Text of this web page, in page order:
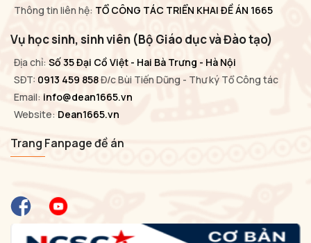
Thông tin liên hệ: TỔ CÔNG TÁC TRIỂN KHAI ĐỀ ÁN 1665
Vụ học sinh, sinh viên (Bộ Giáo dục và Đào tạo)
Địa chỉ: Số 35 Đại Cồ Việt - Hai Bà Trưng - Hà Nội
SĐT: 0913 459 858Đ/c Bùi Tiến Dũng - Thư ký Tổ Công tác
Email: info@dean1665.vn
Website: Dean1665.vn
Trang Fanpage đề án